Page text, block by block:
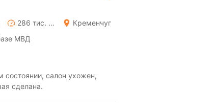
286 тис. км
Кременчуг
МВД
состоянии, салон ухожен,
сделана.